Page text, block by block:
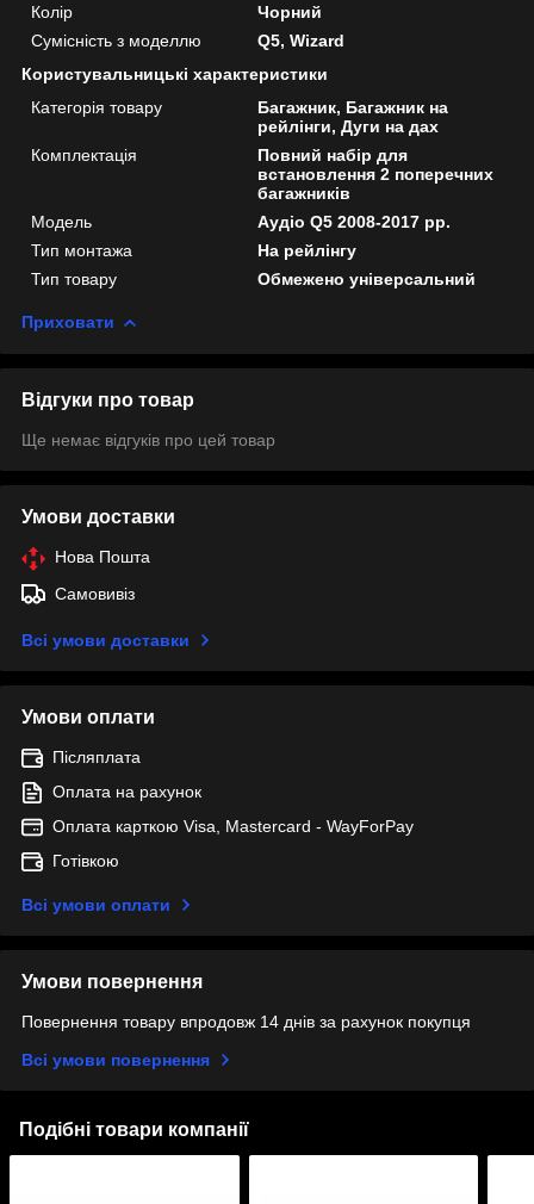
Колір
Чорний
Сумісність з моделлю
Q5, Wizard
Користувальницькі характеристики
Категорія товару
Багажник, Багажник на
рейлінги, Дуги на дах
Комплектація
Повний набір для
встановлення 2 поперечних
багажників
Мoдель
Аудіо Q5 2008-2017 рр.
Тип монтажа
На рейлінгу
Тип товару
Обмежено універсальний
Приховати
Відгуки про товар
Ще немає відгуків про цей товар
Умови доставки
Нова Пошта
Самовивіз
Всі умови доставки
Умови оплати
Післяплата
Оплата на рахунок
Оплата карткою Visa, Mastercard - WayForPay
Готівкою
Всі умови оплати
Умови повернення
Повернення товару впродовж 14 днів за рахунок покупця
Всі умови повернення
Подібні товари компанії